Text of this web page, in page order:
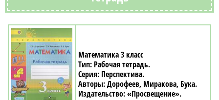
Математика 3 класс
Рабочая тетрадь
Перспектива
Дорофеев, Миракова, Бука
«Просвещение»